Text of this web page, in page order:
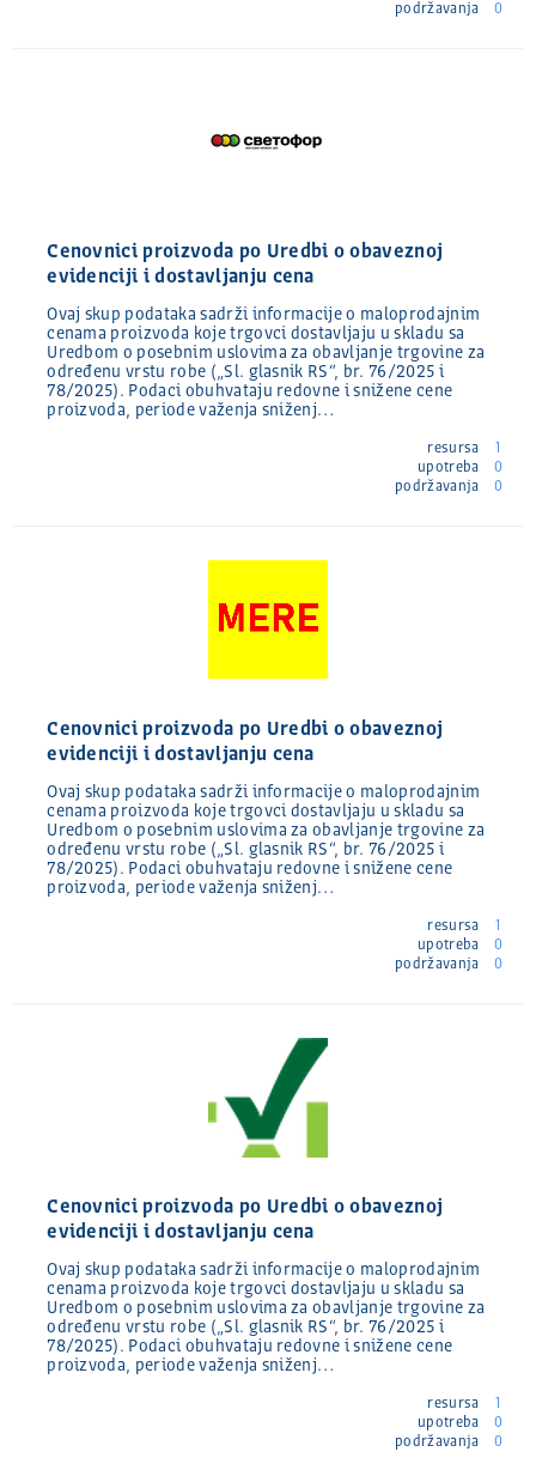
podržavanja
0
Cenovnici proizvoda po Uredbi o obaveznoj
evidenciji i dostavljanju cena
Ovaj skup podataka sadrži informacije o maloprodajnim
cenama proizvoda koje trgovci dostavljaju u skladu sa
Uredbom o posebnim uslovima za obavljanje trgovine za
određenu vrstu robe („Sl. glasnik RS“, br. 76/2025 i
78/2025). Podaci obuhvataju redovne i snižene cene
proizvoda, periode važenja sniženj…
resursa
1
upotreba
0
podržavanja
0
Cenovnici proizvoda po Uredbi o obaveznoj
evidenciji i dostavljanju cena
Ovaj skup podataka sadrži informacije o maloprodajnim
cenama proizvoda koje trgovci dostavljaju u skladu sa
Uredbom o posebnim uslovima za obavljanje trgovine za
određenu vrstu robe („Sl. glasnik RS“, br. 76/2025 i
78/2025). Podaci obuhvataju redovne i snižene cene
proizvoda, periode važenja sniženj…
resursa
1
upotreba
0
podržavanja
0
Cenovnici proizvoda po Uredbi o obaveznoj
evidenciji i dostavljanju cena
Ovaj skup podataka sadrži informacije o maloprodajnim
cenama proizvoda koje trgovci dostavljaju u skladu sa
Uredbom o posebnim uslovima za obavljanje trgovine za
određenu vrstu robe („Sl. glasnik RS“, br. 76/2025 i
78/2025). Podaci obuhvataju redovne i snižene cene
proizvoda, periode važenja sniženj…
resursa
1
upotreba
0
podržavanja
0